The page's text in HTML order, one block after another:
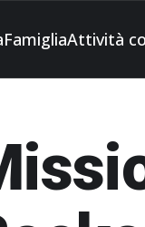
FamigliaAttività